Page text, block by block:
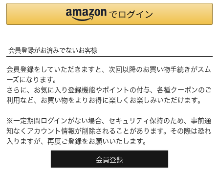
会員登録がお済みでないお客様
会員登録をしていただきますと、次回以降のお買い物手続きがスム
ーズになります。
さらに、お気に入り登録機能やポイントの付与、各種クーポンのご
利用など、お買い物をよりお得に楽しくお楽しみいただけます。
※一定期間ログインがない場合、セキュリティ保持のため、事前通
知なくアカウント情報が削除されることがあります。その際は恐れ
入りますが、再度ご登録をお願いいたします。
会員登録